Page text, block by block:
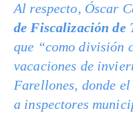
Al respecto, Óscar
de Fiscalización de
que “como división
vacaciones de
Farellones, donde
a inspectores